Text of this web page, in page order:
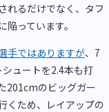
れるだけでなく、タフ
っています。
手ではありますが、7
ュートを2.4本も打
201cmのビッグガー
くため、レイアップの